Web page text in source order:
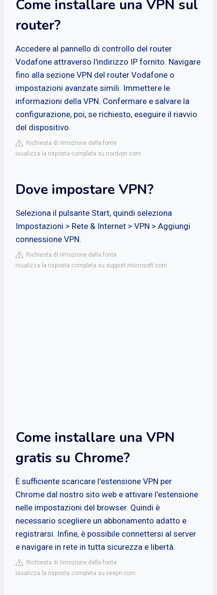
Come installare una VPN sul
router?
Accedere al pannello di controllo del router
Vodafone attraverso l'indirizzo IP fornito. Navigare
fino alla sezione VPN del router Vodafone o
impostazioni avanzate simili. Immettere le
informazioni della VPN. Confermare e salvare la
configurazione, poi, se richiesto, eseguire il riavvio
del dispositivo.
Richiesta di rimozione della fonte
isualizza la risposta completa su nordvpn.com
Dove impostare VPN?
Seleziona il pulsante Start, quindi seleziona
Impostazioni > Rete & Internet > VPN > Aggiungi
connessione VPN.
Richiesta di rimozione della fonte
isualizza la risposta completa su support.microsoft.com
Come installare una VPN
gratis su Chrome?
È sufficiente scaricare l'estensione VPN per
Chrome dal nostro sito web e attivare l'estensione
nelle impostazioni del browser. Quindi è
necessario scegliere un abbonamento adatto e
registrarsi. Infine, è possibile connettersi al server
e navigare in rete in tutta sicurezza e libertà.
Richiesta di rimozione della fonte
isualizza la risposta completa su veepn.com